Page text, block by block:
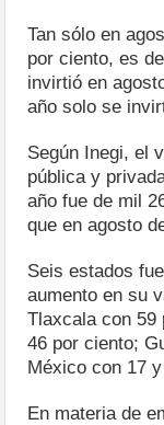
Tan sólo en
por ciento, es
invirtió en
año solo se
Según Inegi, el
pública y
año fue de mil
que en agosto
Seis estados
aumento en su
Tlaxcala con 59
46 por ciento;
México con 17
En materia de